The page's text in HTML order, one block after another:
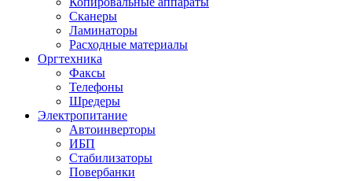
Сканеры
Ламинаторы
Расходные материалы
Оргтехника
Факсы
Телефоны
Шредеры
Электропитание
Автоинверторы
ИБП
Стабилизаторы
Повербанки